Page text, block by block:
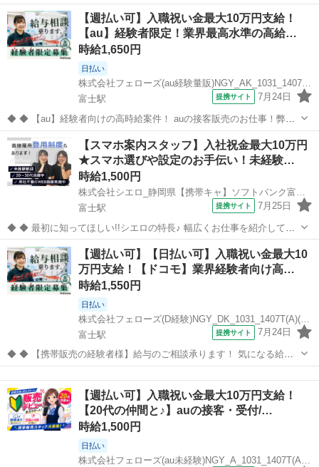
与や、待遇がなかなか変わらないことに疑問を感じている方、 今の会
社の将来性に不安を感じている方、まずはお話を聞かせてください！
来社不要のWEB面接O...
静岡 富士市 富士駅 携帯ショップ
【週払い可】入職祝い金最大10万円支給！
【au】経験者限定！業界最高水準の高給…
時給1,650円
日払い
株式会社フェローズ(au経験量販)NGY_AK_1031_1407T(A)(NGY)
富士駅
提携サイト 7月24日
◆ ◆ 【au】経験者向けの高時給案件！ auの接客販売のお仕事！弊社
は給与にこだわります！ 携帯販売のご経験をお持ちの方はご相談くだ
さい。 ※キャリアは不問です！ 【日払い可】給与のもらい方を選べ
る！ 日払いを週単位...
静岡 携帯ショップ
【スマホ案内スタッフ】入社祝金最大10万円
★スマホ選びや設定のお手伝い！未経験…
時給1,500円
株式会社シエロ_静岡県【携帯キャ】ソフトバンク富士駅南/AF5
富士駅
提携サイト 7月25日
◆ ◆ 最初に知ってほしい!!シエロの特長♪ 幅広くお仕事を紹介してい
る当社！ 専任のコーディネーターがあなたの希望をしっかりお伺いし
て、お仕事探しに丁寧に向き合います！ ＼＼うれしい高収入×週払い♪
／／ 高収入でしっか...
静岡 富士市 富士駅 携帯ショップ
【週払い可】【日払い可】入職祝い金最大10
万円支給！【ドコモ】業界経験者向け高…
時給1,550円
日払い
株式会社フェローズ(D経験)NGY_DK_1031_1407T(A)(NGY)
富士駅
提携サイト 7月24日
◆ ◆ 【携帯販売の経験者様】給与のご相談承ります！ 気になる給与
面は、ご希望に添えるようにしっかり相談いたします。 「給与を改善
したい」「将来のことを考えていきたい」という経験者さんを応援し
ます。 来社不要のWEB面...【週払い可】入職祝い金最大10万円支給！
【20代の仲間と♪】auの接客・受付/…
時給1,500円
日払い